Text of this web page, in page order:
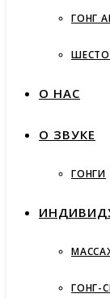
ГОНГ
О НАС
О ЗВУКЕ
ГОНГИ
ГОНГ-